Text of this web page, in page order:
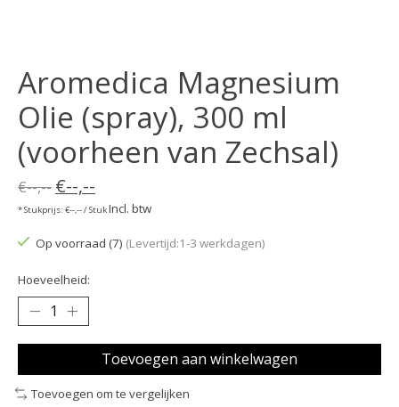
Aromedica Magnesium
Olie (spray), 300 ml
(voorheen van Zechsal)
€--,-- €--,--
* Stukprijs: €--,-- / StukIncl. btw
Op voorraad (7) (Levertijd:1-3 werkdagen)
Hoeveelheid:
Toevoegen aan winkelwagen
Toevoegen om te vergelijken